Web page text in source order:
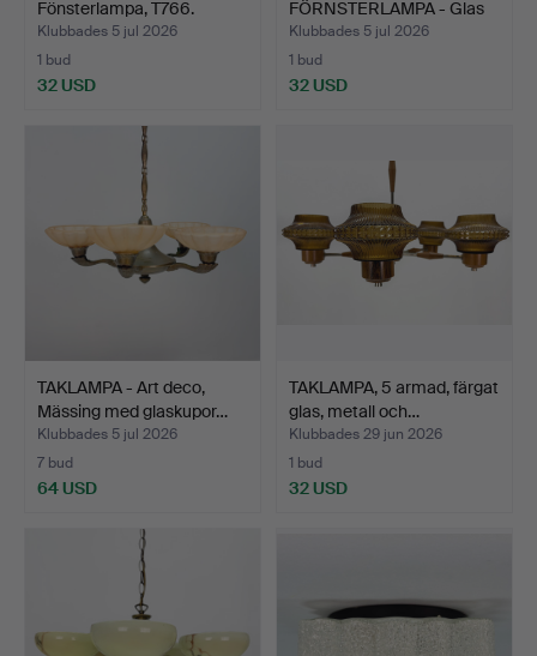
Fönsterlampa, T766.
Klubbades 5 jul 2026
1 bud
32 USD
FÖRNSTERLAMPA - Glas
gul.
Klubbades 5 jul 2026
1 bud
32 USD
TAKLAMPA - Art deco,
Mässing med glaskupor…
Klubbades 5 jul 2026
7 bud
64 USD
TAKLAMPA, 5 armad, färgat
glas, metall och…
Klubbades 29 jun 2026
1 bud
32 USD